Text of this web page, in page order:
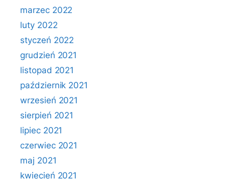
marzec 2022
luty 2022
styczeń 2022
grudzień 2021
listopad 2021
październik 2021
wrzesień 2021
sierpień 2021
lipiec 2021
czerwiec 2021
maj 2021
kwiecień 2021